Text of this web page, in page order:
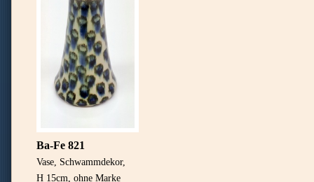
Ba-Fe 821
Vase, Schwammdekor,
H 15cm, ohne Marke